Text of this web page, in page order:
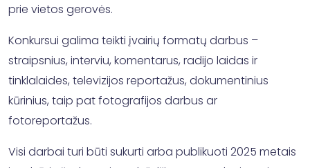
prie vietos gerovės.
Konkursui galima teikti įvairių formatų darbus –
straipsnius, interviu, komentarus, radijo laidas ir
tinklalaides, televizijos reportažus, dokumentinius
kūrinius, taip pat fotografijos darbus ar
fotoreportažus.
Visi darbai turi būti sukurti arba publikuoti 2025 metais